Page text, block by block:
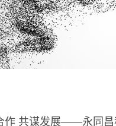
作 共谋发展——永同昌